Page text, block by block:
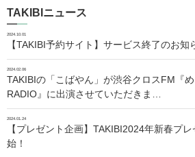
TAKIBIニュース
2024.10.01
【TAKIBI予約サイト】サービス終了のお知
2024.02.06
TAKIBIの「こばやん」が渋谷クロスFM『
RADIO』に出演させていただきま…
2024.01.24
【プレゼント企画】TAKIBI2024年新春プ
始！